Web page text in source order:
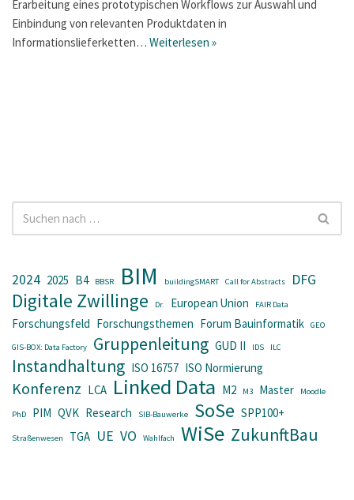
Erarbeitung eines prototypischen Workflows zur Auswahl und
Einbindung von relevanten Produktdaten in
Informationslieferketten… Weiterlesen »
2024 2025 B4 BBSR BIM buildingSMART Call for Abstracts DFG
Digitale Zwillinge Dr. European Union FAIR Data
Forschungsfeld Forschungsthemen Forum Bauinformatik GEO
GIS-BOX: Data Factory Gruppenleitung GUD II IDS ILC
Instandhaltung ISO 16757 ISO Normierung
Konferenz LCA Linked Data M2 M3 Master Moodle
PhD PIM QVK Research SIB-Bauwerke SoSe SPP100+
Straßenwesen TGA UE VO Wahlfach WiSe ZukunftBau